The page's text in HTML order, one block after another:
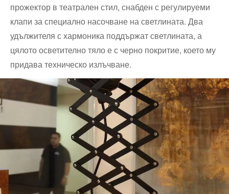
прожектор в театрален стил, снабден с регулируеми
клапи за специално насочване на светлината. Два
удължителя с хармоника поддържат светлината, а
цялото осветително тяло е с черно покритие, което му
придава техническо излъчване.